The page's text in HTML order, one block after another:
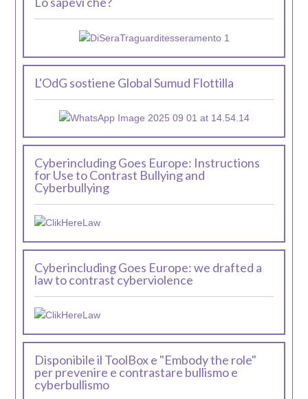
L'OdG sostiene Global Sumud Flottilla
Cyberincluding Goes Europe: Instructions
for Use to Contrast Bullying and
Cyberbullying
Cyberincluding Goes Europe: we drafted a
law to contrast cyberviolence
Disponibile il ToolBox e "Embody the role"
per prevenire e contrastare bullismo e
cyberbullismo